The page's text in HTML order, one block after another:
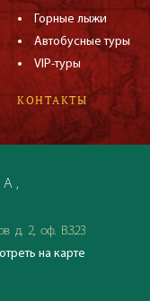
Горные лыжи
Автобусные туры
VIP-туры
КОНТАКТЫ
д. 2, оф. В.3.23
на карте